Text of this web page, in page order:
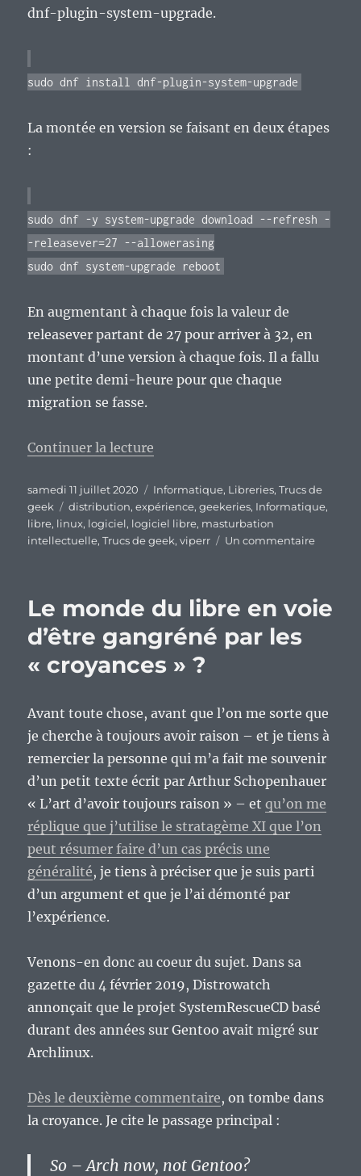
dnf-plugin-system-upgrade.
sudo dnf install dnf-plugin-system-upgrade
La montée en version se faisant en deux étapes
:
sudo dnf -y system-upgrade download --refresh -
-releasever=27 --allowerasing
sudo dnf system-upgrade reboot
En augmentant à chaque fois la valeur de
releasever partant de 27 pour arriver à 32, en
montant d’une version à chaque fois. Il a fallu
une petite demi-heure pour que chaque
migration se fasse.
Continuer la lecture
Publié
le
samedi 11 juillet 2020 Catégories
Informatique, Libreries,Trucs de
geek
Étiquettes
distribution,expérience,geekeries, Informatique,
libre, linux, logiciel, logiciel libre, masturbation
intellectuelle,Trucs de geek,viperr Un commentairesur
donc
de
une
Viperr
X
vers
une
Le monde du libre en voie
d’être gangréné par les
« croyances » ?
Avant toute chose, avant que l’on me sorte que
je cherche à toujours avoir raison – et je tiens à
remercier la personne qui m’a fait me souvenir
d’un petit texte écrit par Arthur Schopenhauer
« L’art d’avoir toujours raison » – etqu’on me
réplique que j’utilise le stratagème XI que l’on
peut résumer faire d’un cas précis une
généralité, je tiens à préciser que je suis parti
d’un argument et que je l’ai démonté par
l’expérience.
Venons-en donc au coeur du sujet. Dans sa
gazette du 4 février 2019, Distrowatch
annonçait que le projet SystemRescueCD basé
durant des années sur Gentoo avait migré sur
Archlinux.
Dès le deuxième commentaire, on tombe dans
la croyance. Je cite le passage principal :
So – Arch now, not Gentoo?